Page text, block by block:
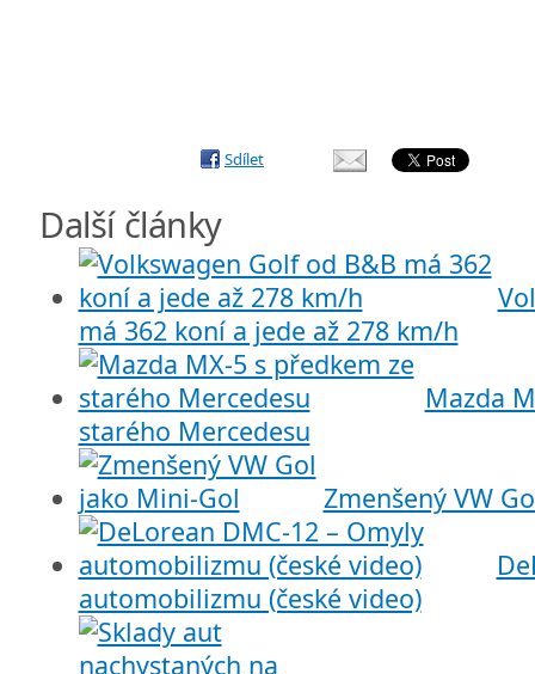
Sdílet
Další články
má 362 koní a jede až 278 km/h
Mazda
starého Mercedesu
Zmenšený VW
automobilizmu (české video)